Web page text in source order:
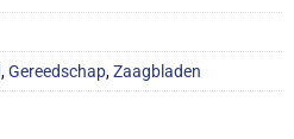
,Gereedschap,Zaagbladen